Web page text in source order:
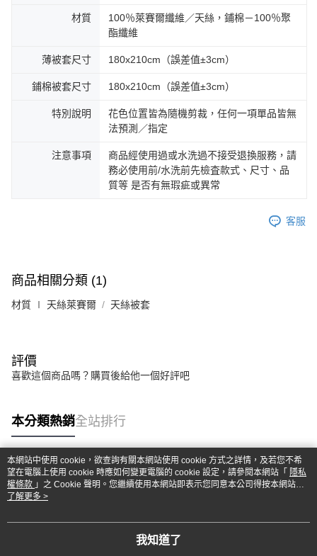
材質
100％萊賽爾纖維／天絲，鋪棉－100％聚
酯纖維
薄被套尺寸 180x210cm（誤差值±3cm）
鋪棉被套尺寸 180x210cm（誤差值±3cm）
特別說明
花色位置皆為隨機剪裁，任何一項單品皆無
法預測／指定
注意事項
商品經使用過或水洗過不接受退換服務，請
務必使用前/水洗前先檢査款式、尺寸、品
質等 是否有無瑕疵或異常
客服
商品相關分類 (1)
材質 ∣ 天絲萊賽爾 天絲被套
評價
喜歡這個商品嗎？購買後給他一個好評吧
本分類熱銷全站排行
熱門標籤
本網站中使用 cookie，欲查詢有關本網站使用 cookie 方式之詳情，及若您不希
望在電腦上使用 cookie 時應如何變更電腦的 cookie 設定，請參閱本網站「 隱私
權條款 」之 Cookie 聲明。您繼續使用本網站即表示您同意本公司得按本網站使
用條款之 Cookie 聲明使用 cookie。
了解更多 >
我知道了